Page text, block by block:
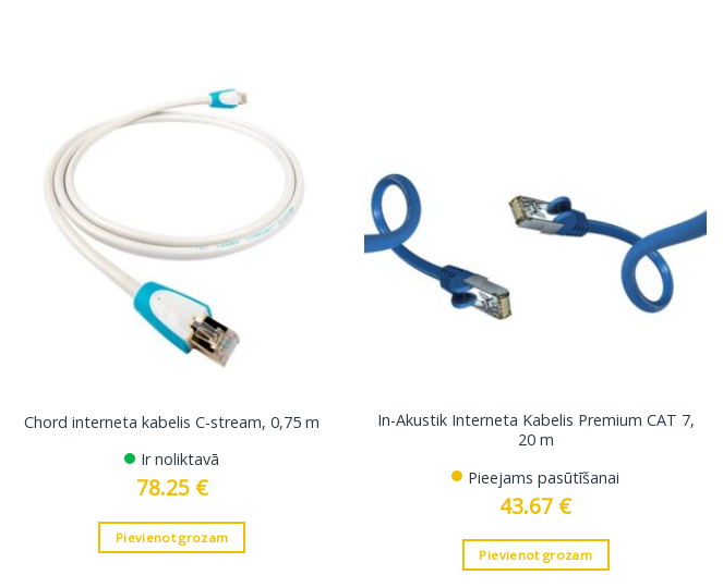
Chord interneta kabelis C-stream, 0,75 m
Ir noliktavā
78.25 €
Pievienot grozam
In-Akustik Interneta Kabelis Premium CAT 7,
20 m
Pieejams pasūtīšanai
43.67 €
Pievienot grozam